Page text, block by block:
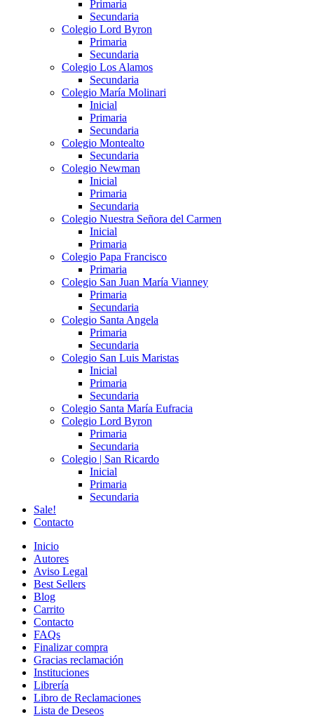
Primaria
Secundaria
Colegio Lord Byron
Primaria
Secundaria
Colegio Los Alamos
Secundaria
Colegio María Molinari
Inicial
Primaria
Secundaria
Colegio Montealto
Secundaria
Colegio Newman
Inicial
Primaria
Secundaria
Colegio Nuestra Señora del Carmen
Inicial
Primaria
Colegio Papa Francisco
Primaria
Colegio San Juan María Vianney
Primaria
Secundaria
Colegio Santa Angela
Primaria
Secundaria
Colegio San Luis Maristas
Inicial
Primaria
Secundaria
Colegio Santa María Eufracia
Colegio Lord Byron
Primaria
Secundaria
Colegio | San Ricardo
Inicial
Primaria
Secundaria
Sale!
Contacto
Inicio
Autores
Aviso Legal
Best Sellers
Blog
Carrito
Contacto
FAQs
Finalizar compra
Gracias reclamación
Instituciones
Librería
Libro de Reclamaciones
Lista de Deseos